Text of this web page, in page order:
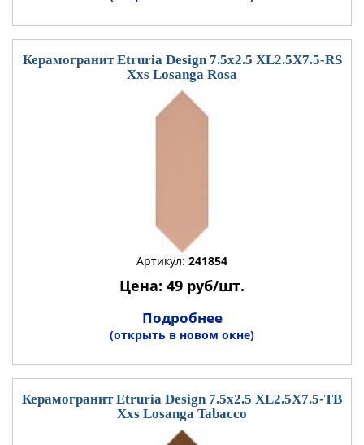
Керамогранит Etruria Design 7.5x2.5 XL2.5X7.5-RS
Xxs Losanga Rosa
Артикул: 241854
Цена: 49 руб/шт.
Подробнее
(открыть в новом окне)
Керамогранит Etruria Design 7.5x2.5 XL2.5X7.5-TB
Xxs Losanga Tabacco